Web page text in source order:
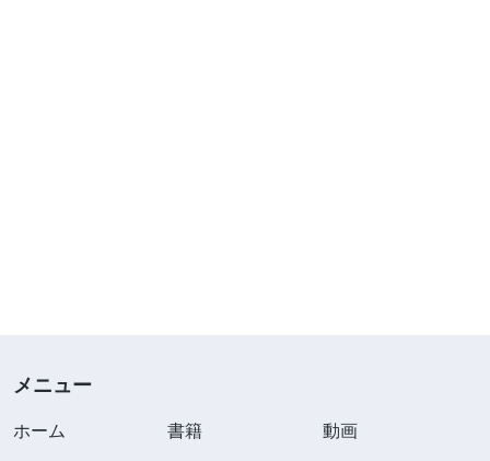
ういう意味でしょう。簡単に言うと、神の旨を行う
こととは、御言葉を実践し、その命に従うこと。神
メニュー
ホーム 書籍
動画